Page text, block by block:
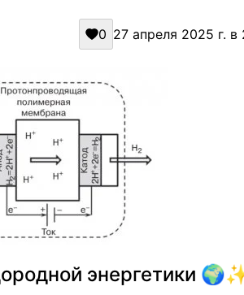
0 27 апреля 2025 г. в
энергетики